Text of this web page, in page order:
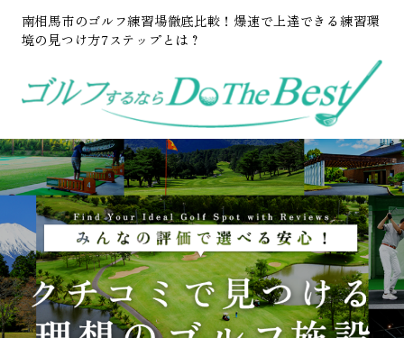
南相馬市のゴルフ練習場徹底比較！爆速で上達できる練習環
境の見つけ方7ステップとは？